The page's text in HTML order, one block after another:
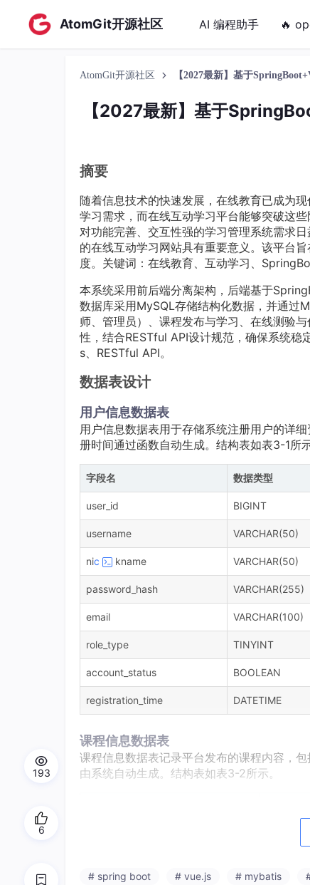
AtomGit开源社区 AI 编程助手 🔥
AtomGit开源社区 【2027最新】基于
【2027最新】基于
摘要
随着信息技术的快速发展，在线教育已成为
学习需求，而在线互动学习平台能够突破这
对功能完善、交互性强的学习管理系统需求
的在线互动学习网站具有重要意义。该平台
度。关键词：在线教育、互动学习、
本系统采用前后端分离架构，后端基于
数据库采用MySQL存储结构化数据，并通过
师、管理员）、课程发布与学习、在线测验
性，结合RESTful API设计规范，确保系统
s、RESTful API。
数据表设计
用户信息数据表
用户信息数据表用于存储系统注册用户的详
册时间通过函数自动生成。结构表如表3-1所示
字段名 数据类型
user_id BIGINT
username VARCHAR(50)
nic kname VARCHAR(50)
password_hash VARCHAR(255)
email VARCHAR(100)
role_type TINYINT
account_status BOOLEAN
registration_time DATETIME
课程信息数据表
课程信息数据表记录平台发布的课程内容，
由系统自动生成。结构表如表3-2所示。
# spring boot # vue.js # mybatis
193
6